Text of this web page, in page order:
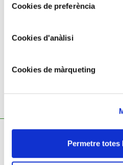
Cookies de preferència
Cookies d'anàlisi
Cookies de màrqueting
Permetre totes